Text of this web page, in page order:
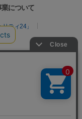
について
ティ24」